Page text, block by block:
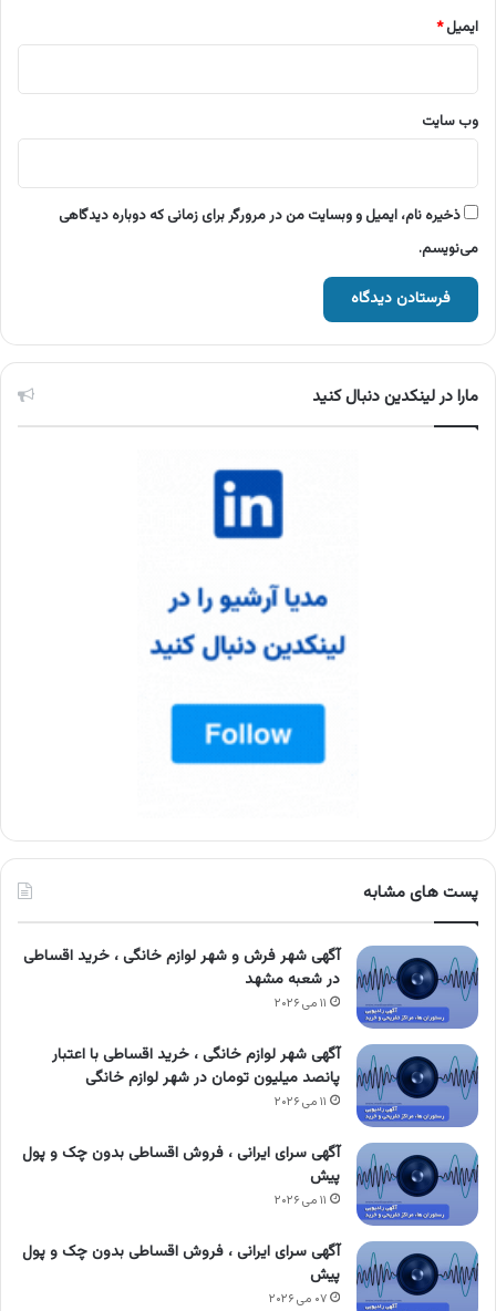
ایمیل*
وب‌ سایت
ذخیره نام، ایمیل و وبسایت من در مرورگر برای زمانی که دوباره دیدگاهی
می‌نویسم.
مارا در لینکدین دنبال کنید
پست های مشابه
آگهی شهر فرش و شهر لوازم خانگی ، خرید اقساطی
در شعبه مشهد
۱۱ می ۲۰۲۶
آگهی شهر لوازم خانگی ، خرید اقساطی با اعتبار
پانصد میلیون تومان در شهر لوازم خانگی
۱۱ می ۲۰۲۶
آگهی سرای ایرانی ، فروش اقساطی بدون چک و پول
پیش
۱۱ می ۲۰۲۶
آگهی سرای ایرانی ، فروش اقساطی بدون چک و پول
پیش
۰۷ می ۲۰۲۶